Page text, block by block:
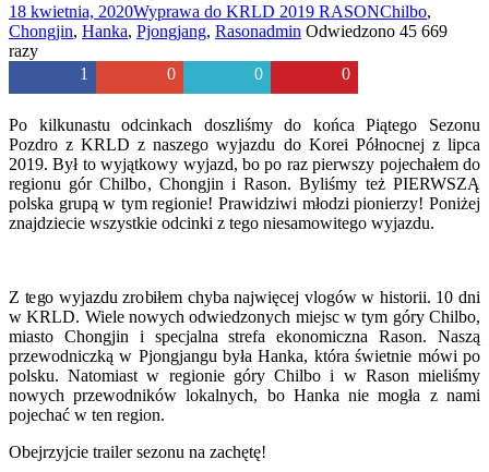
18 kwietnia, 2020Wyprawa do KRLD 2019 RASONChilbo,
Chongjin, Hanka, Pjongjang, Rasonadmin Odwiedzono 45 669
razy
1
0 0 0
Po kilkunastu odcinkach doszliśmy do końca Piątego Sezonu
Pozdro z KRLD z naszego wyjazdu do Korei Północnej z lipca
2019. Był to wyjątkowy wyjazd, bo po raz pierwszy pojechałem do
regionu gór Chilbo, Chongjin i Rason. Byliśmy też PIERWSZĄ
polska grupą w tym regionie! Prawidziwi młodzi pionierzy! Poniżej
znajdziecie wszystkie odcinki z tego niesamowitego wyjazdu.
Z tego wyjazdu zrobiłem chyba najwięcej vlogów w historii. 10 dni
w KRLD. Wiele nowych odwiedzonych miejsc w tym góry Chilbo,
miasto Chongjin i specjalna strefa ekonomiczna Rason. Naszą
przewodniczką w Pjongjangu była Hanka, która świetnie mówi po
polsku. Natomiast w regionie góry Chilbo i w Rason mieliśmy
nowych przewodników lokalnych, bo Hanka nie mogła z nami
pojechać w ten region.
Obejrzyjcie trailer sezonu na zachętę!